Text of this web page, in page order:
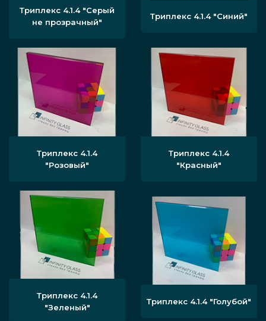
Триплекс 4.1.4 "Серый
не прозрачный"
Триплекс 4.1.4 "Синий"
Триплекс 4.1.4
"Розовый"
Триплекс 4.1.4
"Красный"
Триплекс 4.1.4
"Зеленый"
Триплекс 4.1.4 "Голубой"